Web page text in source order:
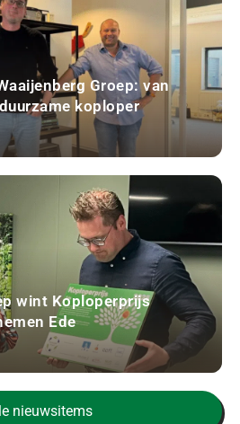
Groep: van
koploper
wint Koploperprijs
Ede
nieuwsitems